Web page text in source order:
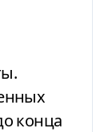
конца